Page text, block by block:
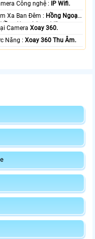
⚒ Camera Công nghệ :
IP Wifi.
🔅 Tầm Xa Ban Đêm : Hồng Ngoại
Ngoại Smart IR.
CameraXoay 360.
️ƒ Chức Năng :Xoay 360 Thu Âm.